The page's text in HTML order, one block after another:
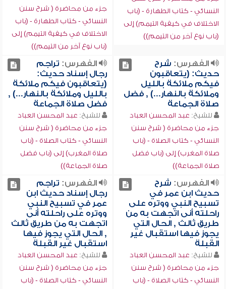
النسائي - كتاب الطهارة - (باب
الاختلاف في كيفية التيمم) إلى
(باب نوع آخر من التيمم))
جزء من محاضرة ( شرح سنن
النسائي - كتاب الطهارة - (باب
الاختلاف في كيفية التيمم) إلى
(باب نوع آخر من التيمم))
الفهرس: شرح
حديث: (يتعاقبون
فيكم ملائكة بالليل
وملائكة بالنهار...) , فضل
صلاة الجماعة
للشيخ: عبد المحسن العباد
جزء من محاضرة ( شرح سنن
النسائي - كتاب الصلاة - (باب
صلاة المغرب) إلى (باب فضل
صلاة الجماعة))
الفهرس: تراجم
رجال إسناد حديث:
(يتعاقبون فيكم ملائكة
بالليل وملائكة بالنهار...) ,
فضل صلاة الجماعة
للشيخ: عبد المحسن العباد
جزء من محاضرة ( شرح سنن
النسائي - كتاب الصلاة - (باب
صلاة المغرب) إلى (باب فضل
صلاة الجماعة))
الفهرس: شرح
حديث ابن عمر في
تسبيح النبي ووتره على
راحلته أنى اتجهت به من
طريق ثالث , الحال التي
يجوز فيها استقبال غير
القبلة
للشيخ: عبد المحسن العباد
جزء من محاضرة ( شرح سنن
النسائي - كتاب الصلاة - (باب
الفهرس: تراجم
رجال إسناد حديث ابن
عمر في تسبيح النبي
ووتره على راحلته أنى
اتجهت به من طريق ثالث
, الحال التي يجوز فيها
استقبال غير القبلة
للشيخ: عبد المحسن العباد
جزء من محاضرة ( شرح سنن
النسائي - كتاب الصلاة - (باب